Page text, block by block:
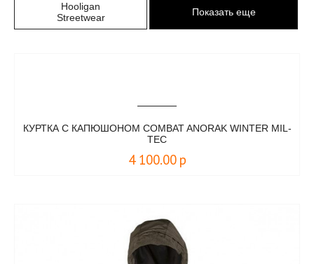
Hooligan
Streetwear
Показать еще
КУРТКА С КАПЮШОНОМ COMBAT ANORAK WINTER MIL-
TEC
4 100.00 р